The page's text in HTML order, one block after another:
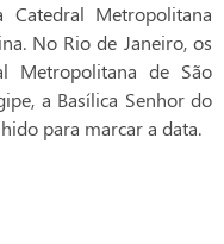
Metropolitana
No Rio de Janeiro, os
Metropolitana de São
a Basílica Senhor do
para marcar a data.